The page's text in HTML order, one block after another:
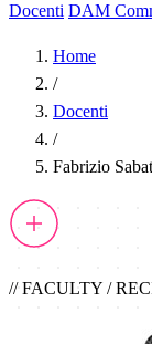
Docenti DAM
Home
/
Docenti
/
Fabrizio
// FACULTY /